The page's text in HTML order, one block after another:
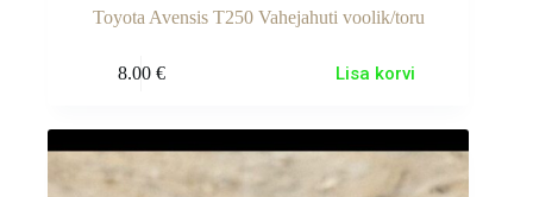
Toyota Avensis T250 Vahejahuti voolik/toru
8.00 € Lisa korvi